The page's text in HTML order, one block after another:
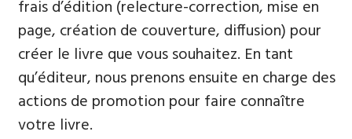
frais d’édition (relecture-correction, mise en
page, création de couverture, diffusion) pour
créer le livre que vous souhaitez. En tant
qu’éditeur, nous prenons ensuite en charge des
actions de promotion pour faire connaître
votre livre.